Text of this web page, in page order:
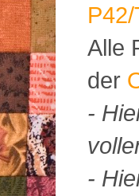
Alle
der
-
-